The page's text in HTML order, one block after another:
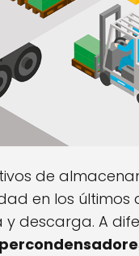
de
en los últimos
descarga. A